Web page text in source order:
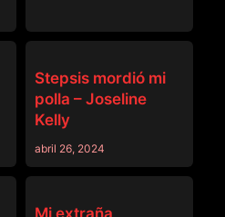
Stepsis mordió mi
polla – Joseline
Kelly
abril 26, 2024